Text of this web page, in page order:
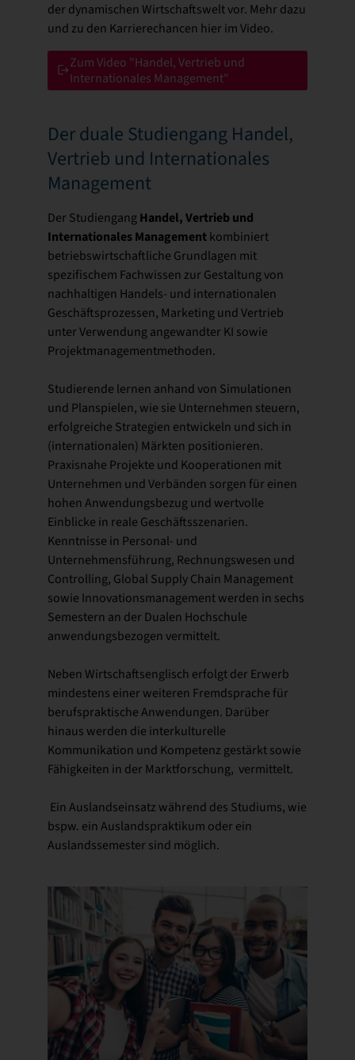
der dynamischen Wirtschaftswelt vor. Mehr dazu
und zu den Karrierechancen hier im Video.
Zum Video "Handel, Vertrieb und
Internationales Management"
Der duale Studiengang Handel,
Vertrieb und Internationales
Management
Der Studiengang Handel, Vertrieb und
Internationales Management kombiniert
betriebswirtschaftliche Grundlagen mit
spezifischem Fachwissen zur Gestaltung von
nachhaltigen Handels- und internationalen
Geschäftsprozessen, Marketing und Vertrieb
unter Verwendung angewandter KI sowie
Projektmanagementmethoden.
Studierende lernen anhand von Simulationen
und Planspielen, wie sie Unternehmen steuern,
erfolgreiche Strategien entwickeln und sich in
(internationalen) Märkten positionieren.
Praxisnahe Projekte und Kooperationen mit
Unternehmen und Verbänden sorgen für einen
hohen Anwendungsbezug und wertvolle
Einblicke in reale Geschäftsszenarien.
Kenntnisse in Personal- und
Unternehmensführung, Rechnungswesen und
Controlling, Global Supply Chain Management
sowie Innovationsmanagement werden in sechs
Semestern an der Dualen Hochschule
anwendungsbezogen vermittelt.
Neben Wirtschaftsenglisch erfolgt der Erwerb
mindestens einer weiteren Fremdsprache für
berufspraktische Anwendungen. Darüber
hinaus werden die interkulturelle
Kommunikation und Kompetenz gestärkt sowie
Fähigkeiten in der Marktforschung, vermittelt.
Ein Auslandseinsatz während des Studiums, wie
bspw. ein Auslandspraktikum oder ein
Auslandssemester sind möglich.